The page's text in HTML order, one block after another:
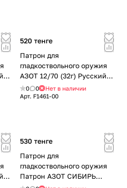
520 тенге
Патрон для
гладкоствольного оружия
АЗОТ 12/70 (32г) Русский
Охотник №00 Порох РФ
0 0
Нет в наличии
Арт. F1461-00
530 тенге
Патрон для
гладкоствольного оружия
Патрон АЗОТ СИБИРЬ
12/70/32 Б/К № 0 Порох ЕС